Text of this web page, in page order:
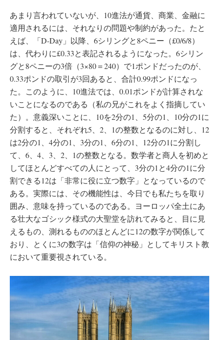
あまり言われていないが、10進法が通貨、商業、金融に
適用されるには、それなりの問題や制約があった。たと
えば、「D-Day」以降、6シリングと8ペニー（£0/6/8）
は、代わりに£0.33と表記されるようになった。6シリン
グと8ペニーの3倍（3×80＝240）で1ポンドだったのが、
0.33ポンドの取引が3回あると、合計0.99ポンドになっ
た。このように、10進法では、0.01ポンドが計算されな
いことになるのである（私の兄がこれをよく指摘してい
た）。意義深いことに、10を2分の1、5分の1、10分の1に
分割すると、それぞれ5、2、1の整数となるのに対し、12
は2分の1、4分の1、3分の1、6分の1、12分の1に分割し
て、6、4、3、2、1の整数となる。数学者と商人を初めと
してほとんどすべての人にとって、3分の1と4分の1に分
割できる12は「非常に役に立つ数字」となっているので
ある。実際には、その機能性は、今日でも私たちを取り
囲み、意味を持っているのである。ヨーロッパ全土にあ
る壮大なゴシック様式の大聖堂を訪れてみると、目に見
えるもの、測れるもののほとんどに12の数字が関係して
おり、とくに3の数字は「信仰の神秘」としてキリスト教
において重要視されている。